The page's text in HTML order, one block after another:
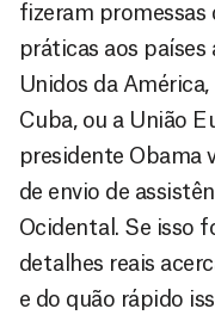
fizeram promessas
práticas aos
Unidos da
Cuba, ou a União
presidente Obama
de envio de
Ocidental. Se isso
detalhes reais
e do quão rápido